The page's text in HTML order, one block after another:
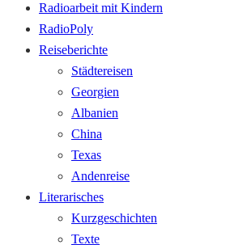
Radioarbeit mit Kindern
RadioPoly
Reiseberichte
Städtereisen
Georgien
Albanien
China
Texas
Andenreise
Literarisches
Kurzgeschichten
Texte